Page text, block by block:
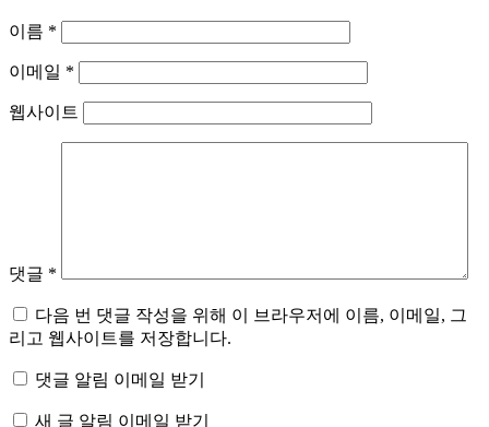
이름 *
이메일 *
웹사이트
댓글 *
다음 번 댓글 작성을 위해 이 브라우저에 이름, 이메일, 그
리고 웹사이트를 저장합니다.
댓글 알림 이메일 받기
새 글 알림 이메일 받기